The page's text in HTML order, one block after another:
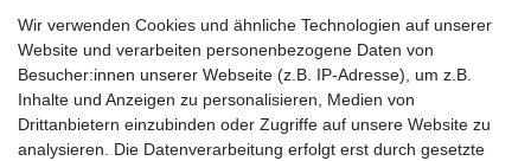
Passend für:GoProFusion, Fusion VR 360.Ersetzt den Akku-
Typ:601-12862-000, ASBBA-001, SBDC1B.Maße:ca. 60,5 x 38
x 11,5 mm.Kapazität: 2620 mAh.
Hohe Stand-by- und Sprechzeiten
Wir verwenden Cookies und ähnliche Technologien auf unserer
Website und verarbeiten personenbezogene Daten von
Besucher:innen unserer Webseite (z.B. IP-Adresse), um z.B.
Inhalte und Anzeigen zu personalisieren, Medien von
Drittanbietern einzubinden oder Zugriffe auf unsere Website zu
analysieren. Die Datenverarbeitung erfolgt erst durch gesetzte